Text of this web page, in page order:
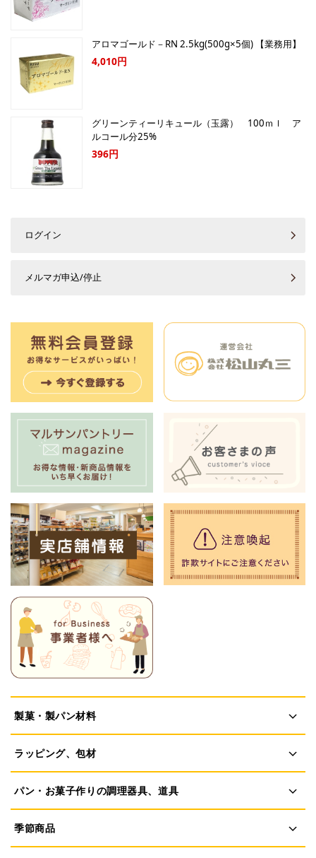
アロマゴールド－RN 2.5kg(500g×5個) 【業務用】
4,010円
グリーンティーリキュール（玉露） 100ｍｌ ア
ルコール分25%
396円
ログイン
メルマガ申込/停止
製菓・製パン材料
ラッピング、包材
パン・お菓子作りの調理器具、道具
季節商品